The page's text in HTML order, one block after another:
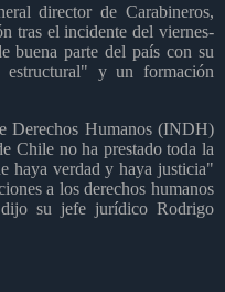
director de Carabineros,
tras el incidente del viernes-
buena parte del país con su
y un formación
Derechos Humanos (INDH)
Chile no ha prestado toda la
haya verdad y haya justicia"
a los derechos humanos
su jefe jurídico Rodrigo